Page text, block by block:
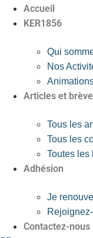
Accueil
KER1856
Qui
Nos
Articles et
Tous les
Tous les
Toutes les
Adhésion
Je
Contactez-nous